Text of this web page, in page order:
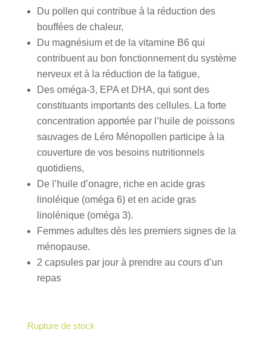
Du pollen qui contribue à la réduction des
bouffées de chaleur,
Du magnésium et de la vitamine B6 qui
contribuent au bon fonctionnement du système
nerveux et à la réduction de la fatigue,
Des oméga-3, EPA et DHA, qui sont des
constituants importants des cellules. La forte
concentration apportée par l’huile de poissons
sauvages de Léro Ménopollen participe à la
couverture de vos besoins nutritionnels
quotidiens,
De l’huile d’onagre, riche en acide gras
linoléique (oméga 6) et en acide gras
linolénique (oméga 3).
Femmes adultes dès les premiers signes de la
ménopause.
2 capsules par jour à prendre au cours d’un
repas
Rupture de stock